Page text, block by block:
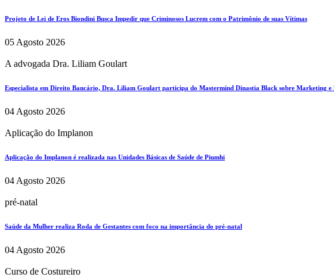
Projeto de Lei de Eros Biondini Busca Impedir que Criminosos Lucrem com o Patrimônio de suas Vítimas
05 Agosto 2026
A advogada Dra. Liliam Goulart
Especialista em Direito Bancário, Dra. Liliam Goulart participa do Mastermind Dinastia Black sobre Marketing
04 Agosto 2026
Aplicação do Implanon
Aplicação do Implanon é realizada nas Unidades Básicas de Saúde de Piumhi
04 Agosto 2026
pré-natal
Saúde da Mulher realiza Roda de Gestantes com foco na importância do pré-natal
04 Agosto 2026
Curso de Costureiro